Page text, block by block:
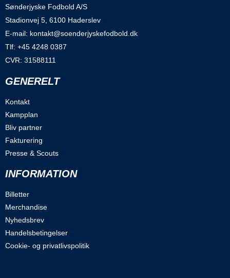
Sønderjyske Fodbold A/S
Stadionvej 5, 6100 Haderslev
E-mail: kontakt@soenderjyskefodbold.dk
Tlf: +45 4248 0387
CVR: 31588111
GENERELT
Kontakt
Kampplan
Bliv partner
Fakturering
Presse & Scouts
INFORMATION
Billetter
Merchandise
Nyhedsbrev
Handelsbetingelser
Cookie- og privatlivspolitik